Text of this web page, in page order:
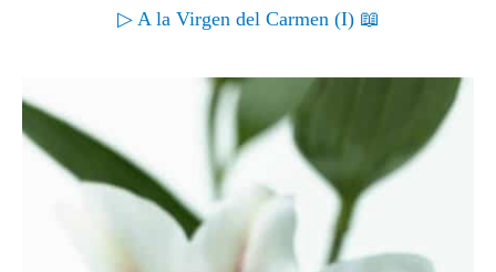
▷ A la Virgen del Carmen (I) 📖